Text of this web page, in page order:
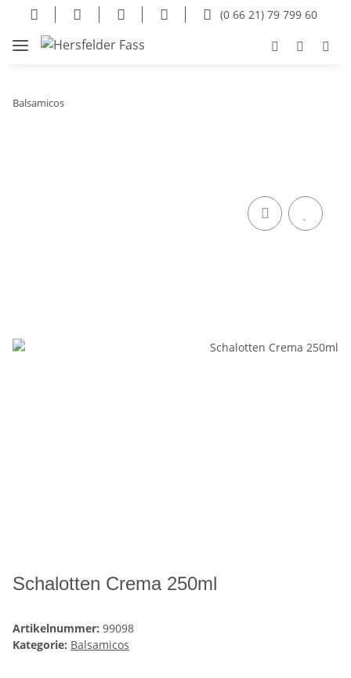
(0 66 21) 79 799 60
Balsamicos
Schalotten Crema 250ml
Artikelnummer: 99098
Kategorie: Balsamicos